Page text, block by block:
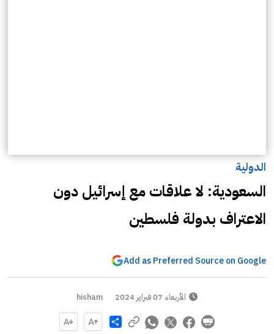
الدولية
السعودية: لا علاقات مع إسرائيل دون
الاعتراف بدولة فلسطين
Add as Preferred Source on Google
الأربعاء 07 فبراير 2024 hisham
Share